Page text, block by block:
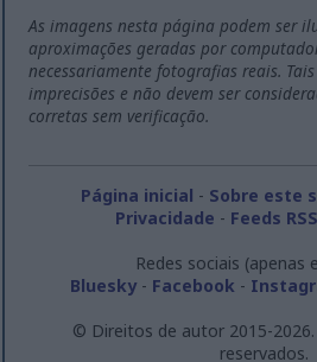
As imagens nesta página podem ser
aproximações geradas por
necessariamente fotografias reais.
imprecisões e não devem ser
corretas sem verificação.
Página inicial - Sobre este
Privacidade - Feeds RSS
Redes sociais (apenas
Bluesky- Facebook -
© Direitos de autor 2015-
reservados.